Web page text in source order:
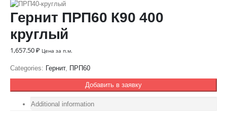
Гернит ПРП60 К90 400
круглый
1,657.50₽ Цена за п.м.
Categories: Гернит, ПРП60
Добавить в заявку
Additional information